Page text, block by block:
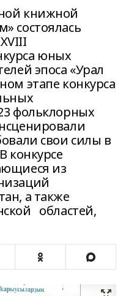
книжной
состоялась
юных
эпоса «Урал
этапе конкурса
фольклорных
свои силы в
конкурсе
из
а также
областей,